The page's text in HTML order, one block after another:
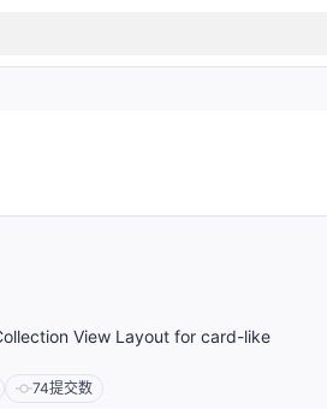
View Layout for card-like
74提交数